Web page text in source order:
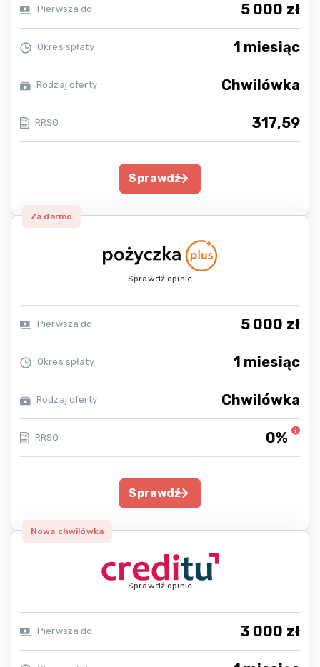
Pierwsza do 5 000 zł
Okres spłaty 1 miesiąc
Rodzaj oferty Chwilówka
RRSO 317,59
Sprawdź
Za darmo
Sprawdź opinie
Pierwsza do 5 000 zł
Okres spłaty 1 miesiąc
Rodzaj oferty Chwilówka
RRSO 0%
Sprawdź
Nowa chwilówka
Sprawdź opinie
Pierwsza do 3 000 zł